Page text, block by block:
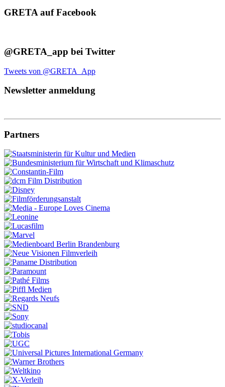
GRETA auf Facebook
@GRETA_app bei Twitter
Tweets von @GRETA_App
Newsletter anmeldung
Partners